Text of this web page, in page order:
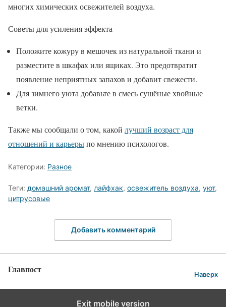
многих химических освежителей воздуха.
Советы для усиления эффекта
Положите кожуру в мешочек из натуральной ткани и
разместите в шкафах или ящиках. Это предотвратит
появление неприятных запахов и добавит свежести.
Для зимнего уюта добавьте в смесь сушёные хвойные
ветки.
Также мы сообщали о том, какой лучший возраст для
отношений и карьерыпо мнению психологов.
Категории: Разное
Теги: домашний аромат, лайфхак, освежитель воздуха, уют,
цитрусовые
Добавить комментарий
Главпост Наверх
Exit mobile version